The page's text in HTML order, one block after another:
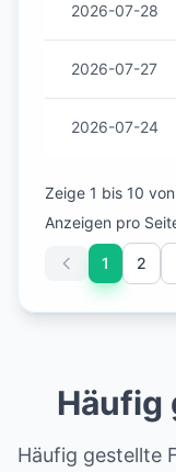
2026-07-28
2026-07-27
2026-07-24
Zeige 1 bis 10
Anzeigen pro
1 2
Häufig
Häufig gestellte